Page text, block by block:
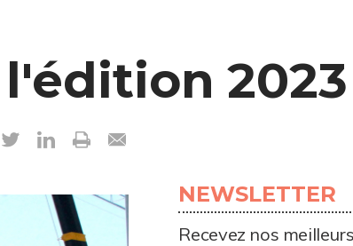
2023
NEWSLETTER
Recevez nos